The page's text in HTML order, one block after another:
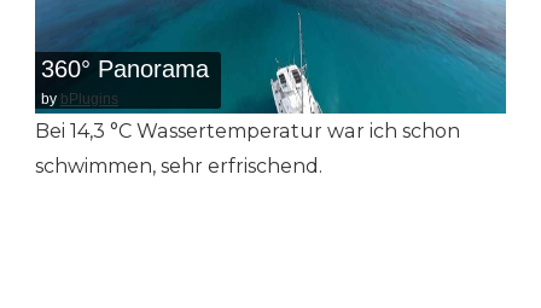
360° Panorama
by bPlugins
Bei 14,3 °C Wassertemperatur war ich schon
schwimmen, sehr erfrischend.